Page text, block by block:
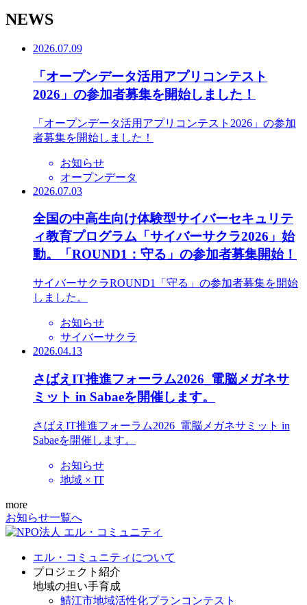
NEWS
2026.07.09
「オープンデータ活用アプリコンテスト
2026」の参加者募集を開始しました！
「オープンデータ活用アプリコンテスト2026」の参加
者募集を開始しました！
お知らせ
オープンデータ
2026.07.03
全国の中高生向け体験型サイバーセキュリテ
ィ教育プログラム「サイバーサクラ2026」始
動。「ROUND1：守る」の参加者募集開始！
サイバーサクラROUND1「守る」の参加者募集を開始
しました。
お知らせ
サイバーサクラ
2026.04.13
さばえIT推進フォーラム2026_電脳メガネサ
ミット in Sabaeを開催します。
さばえIT推進フォーラム2026_電脳メガネサミット in
Sabaeを開催します。
お知らせ
地域 × IT
more
お知らせ一覧へ
エル・コミュニティについて
プロジェクト紹介
地域の担い手育成
鯖江市地域活性化プランコンテスト